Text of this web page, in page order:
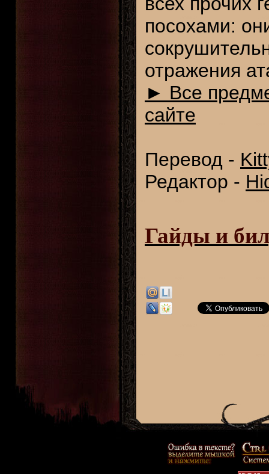
посохами:
отражения
► Все
сайте
Перевод -
Редактор -
Гайды и